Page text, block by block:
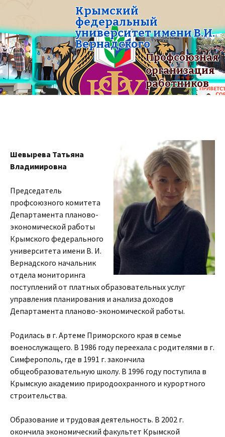
Крымский
федеральный
университет имени В.И.
Вернадского
Профсоюзная
организация
работников
Шевырева Татьяна
Владимировна
Председатель
профсоюзного комитета
Департамента планово-
экономической работы
Крымского федерального
университета имени В. И.
Вернадского начальник
отдела мониторинга
поступлений от платных образовательных услуг
управления планирования и анализа доходов
Департамента планово-экономической работы.
Родилась в г. Артеме Приморского края в семье
военослужащего. В 1986 году переехала с родителями в г.
Симферополь, где в 1991 г. закончила
общеобразовательную школу. В 1996 году поступила в
Крымскую академию природоохранного и курортного
строительства.
Образование и трудовая деятельность. В 2002 г.
окончила экономический факультет Крымской